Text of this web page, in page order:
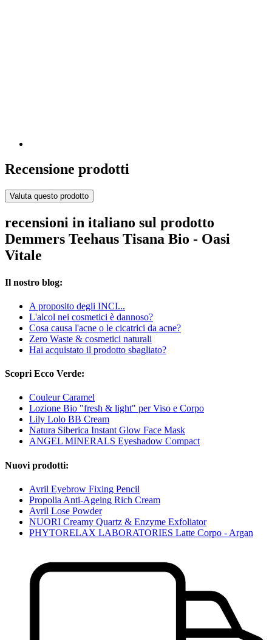
Recensione prodotti
Valuta questo prodotto
recensioni in italiano sul prodotto
Demmers Teehaus Tisana Bio - Oasi
Vitale
Il nostro blog:
A proposito degli INCI...
L'alcol nei cosmetici è dannoso?
Cosa causa l'acne o le cicatrici da acne?
Zero Waste & cosmetici naturali
Hai acquistato il prodotto sbagliato?
Scopri Ecco Verde:
Couleur Caramel
Lozione Bio "fresh & light" per Viso e Corpo
Lily Lolo BB Cream
Natura Siberica Instant Glow Face Mask
ANGEL MINERALS Eyeshadow Compact
Nuovi prodotti:
Avril Eyebrow Fixing Pencil
Propolia Anti-Ageing Rich Cream
Avril Lose Powder
NUORI Creamy Quartz & Enzyme Exfoliator
PHYTORELAX LABORATORIES Latte Corpo - Argan